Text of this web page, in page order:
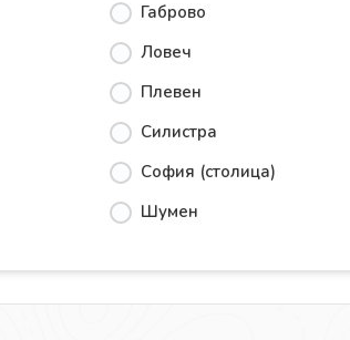
Габрово
Ловеч
Плевен
Силистра
София (столица)
Шумен